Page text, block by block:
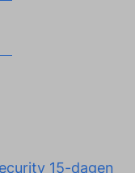
15-dagen